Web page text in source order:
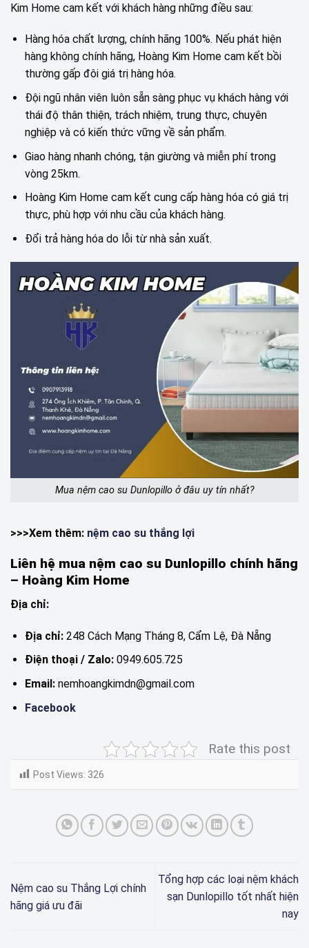
Kim Home cam kết với khách hàng những điều sau:
Hàng hóa chất lượng, chính hãng 100%. Nếu phát hiện
hàng không chính hãng, Hoàng Kim Home cam kết bồi
thường gấp đôi giá trị hàng hóa.
Đội ngũ nhân viên luôn sẵn sàng phục vụ khách hàng với
thái độ thân thiện, trách nhiệm, trung thực, chuyên
nghiệp và có kiến thức vững về sản phẩm.
Giao hàng nhanh chóng, tận giường và miễn phí trong
vòng 25km.
Hoàng Kim Home cam kết cung cấp hàng hóa có giá trị
thực, phù hợp với nhu cầu của khách hàng.
Đổi trả hàng hóa do lỗi từ nhà sản xuất.
Mua nệm cao su Dunlopillo ở đâu uy tín nhất?
>>>Xem thêm: nệm cao su thắng lợi
Liên hệ mua nệm cao su Dunlopillo chính hãng
– Hoàng Kim Home
Địa chỉ:
Địa chỉ: 248 Cách Mạng Tháng 8, Cẩm Lệ, Đà Nẵng
Điện thoại / Zalo: 0949.605.725
Email: nemhoangkimdn@gmail.com
Facebook
Rate this post
Post Views: 326
Nệm cao su Thắng Lợi chính
hãng giá ưu đãi
Tổng hợp các loại nệm khách
sạn Dunlopillo tốt nhất hiện
nay